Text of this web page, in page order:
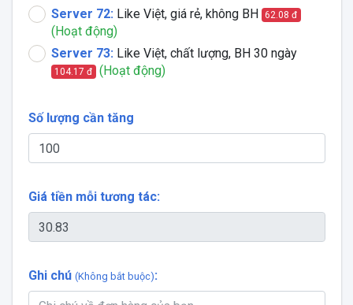
Server 72: Like Việt, giá rẻ, không BH 62.08 đ
(Hoạt động)
Server 73: Like Việt, chất lượng, BH 30 ngày
104.17 đ (Hoạt động)
Số lượng cần tăng
Giá tiền mỗi tương tác:
Ghi chú (Không bắt buộc):